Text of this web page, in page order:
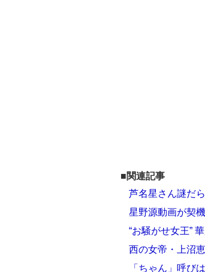
■関連記事
芦名星さん謎だ
星野源動画が契
“お騒がせ女王”
西の女帝・上沼
「ちゃん」呼び